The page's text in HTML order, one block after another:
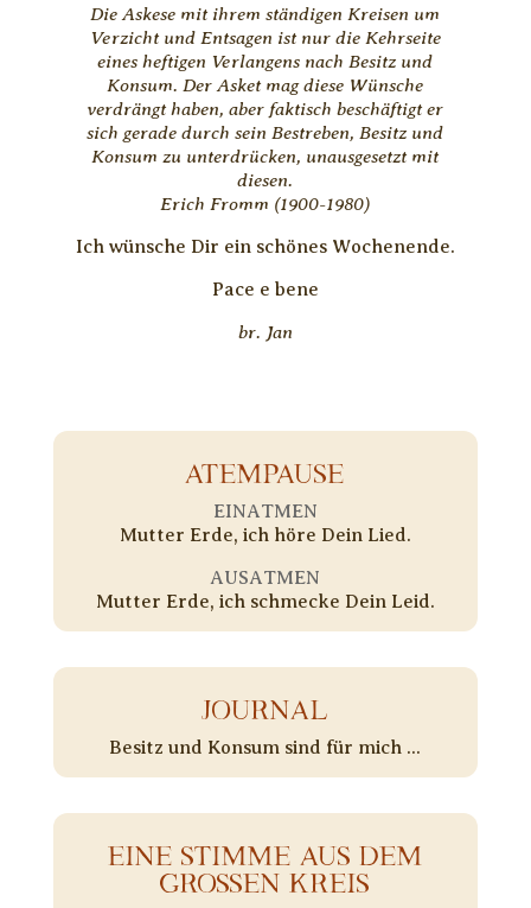
Die Askese mit ihrem ständigen Kreisen um
Verzicht und Entsagen ist nur die Kehrseite
eines heftigen Verlangens nach Besitz und
Konsum. Der Asket mag diese Wünsche
verdrängt haben, aber faktisch beschäftigt er
sich gerade durch sein Bestreben, Besitz und
Konsum zu unterdrücken, unausgesetzt mit
diesen.
Erich Fromm (1900-1980)
Ich wünsche Dir ein schönes Wochenende.
Pace e bene
br. Jan
ATEMPAUSE
EINATMEN
Mutter Erde, ich höre Dein Lied.
AUSATMEN
Mutter Erde, ich schmecke Dein Leid.
JOURNAL
Besitz und Konsum sind für mich ...
EINE STIMME AUS DEM
GROSSEN KREIS